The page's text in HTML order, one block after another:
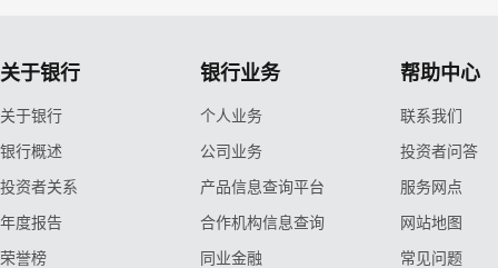
关于银行
关于银行
银行概述
投资者关系
年度报告
荣誉榜
银行业务
个人业务
公司业务
产品信息查询平台
合作机构信息查询
同业金融
帮助中心
联系我们
投资者问答
服务网点
网站地图
常见问题